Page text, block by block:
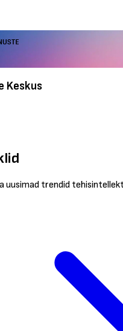
Keskus
uusimad trendid